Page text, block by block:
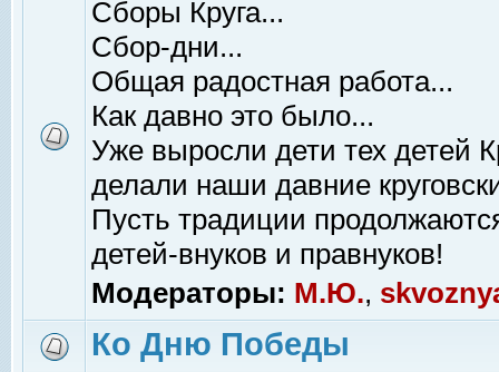
Сборы Круга...
Сбор-дни...
Общая радостная работа...
Как давно это было...
Уже выросли дети тех детей
делали наши давние
Пусть традиции
детей-внуков и правнуков!
Модераторы: М.Ю.,
Ко Дню Победы